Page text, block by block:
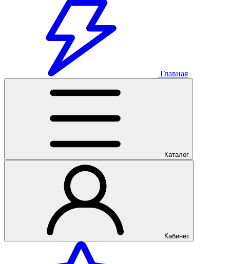
Главная
Каталог
Кабинет